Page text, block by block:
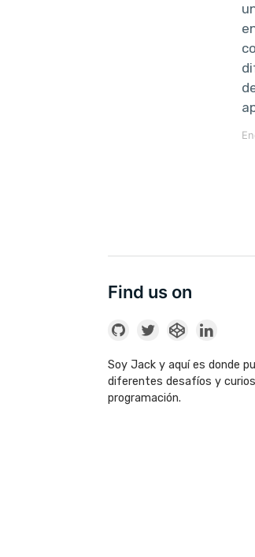
Find us on
Soy Jack y aquí es donde
diferentes desafíos y
programación.